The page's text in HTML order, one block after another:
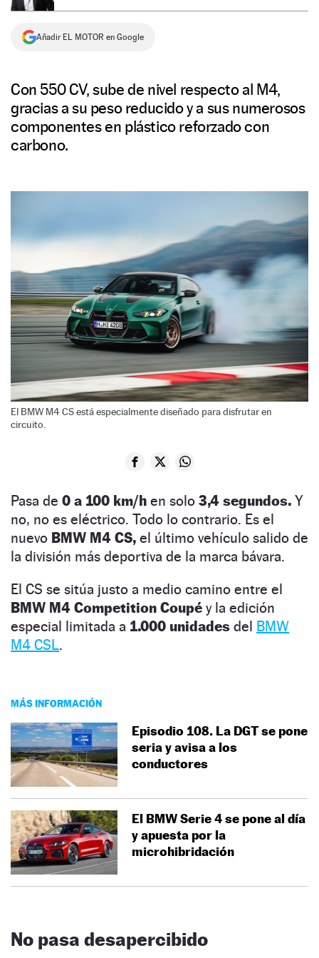
Añadir EL MOTOR en Google
Con 550 CV, sube de nivel respecto al M4,
gracias a su peso reducido y a sus numerosos
componentes en plástico reforzado con
carbono.
El BMW M4 CS está especialmente diseñado para disfrutar en
circuito.
Pasa de 0 a 100 km/h en solo 3,4 segundos. Y
no, no es eléctrico. Todo lo contrario. Es el
nuevo BMW M4 CS, el último vehículo salido de
la división más deportiva de la marca bávara.
El CS se sitúa justo a medio camino entre el
BMW M4 Competition Coupé y la edición
especial limitada a 1.000 unidades del BMW
M4 CSL.
MÁS INFORMACIÓN
Episodio 108. La DGT se pone
seria y avisa a los
conductores
El BMW Serie 4 se pone al día
y apuesta por la
microhibridación
No pasa desapercibido